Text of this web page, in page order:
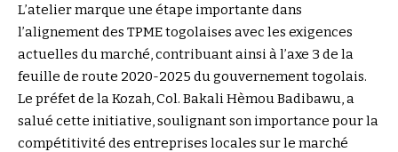
L’atelier marque une étape importante dans
l’alignement des TPME togolaises avec les exigences
actuelles du marché, contribuant ainsi à l’axe 3 de la
feuille de route 2020-2025 du gouvernement togolais.
Le préfet de la Kozah, Col. Bakali Hèmou Badibawu, a
salué cette initiative, soulignant son importance pour la
compétitivité des entreprises locales sur le marché